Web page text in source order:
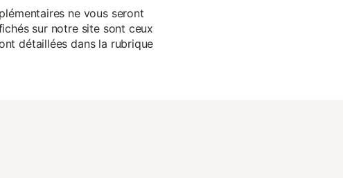
ne vous seront
sur notre site sont ceux
détaillées dans la rubrique